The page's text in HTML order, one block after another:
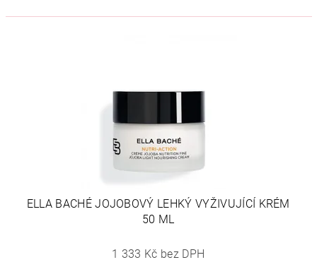
ELLA BACHÉ JOJOBOVÝ LEHKÝ VYŽIVUJÍCÍ KRÉM
50 ML
1 333 Kč bez DPH